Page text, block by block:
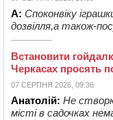
А: Споконвіку
дозвілля,а також-
Встановити
Черкасах просять
07 СЕРПНЯ 2026, 09:36
Анатолій: Не
місті в садочках